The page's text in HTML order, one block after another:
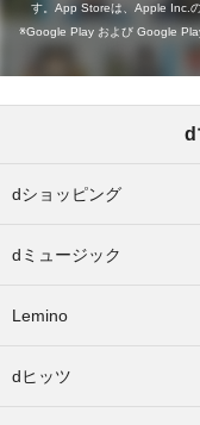
す。App Storeは、Apple Inc.
Google Play および Google
d
dショッピング
dミュージック
Lemino
dヒッツ